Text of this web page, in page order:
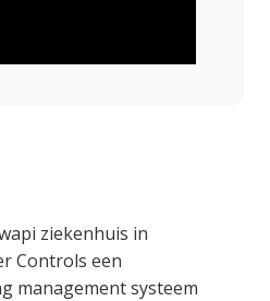
ziekenhuis in
Controls een
management systeem